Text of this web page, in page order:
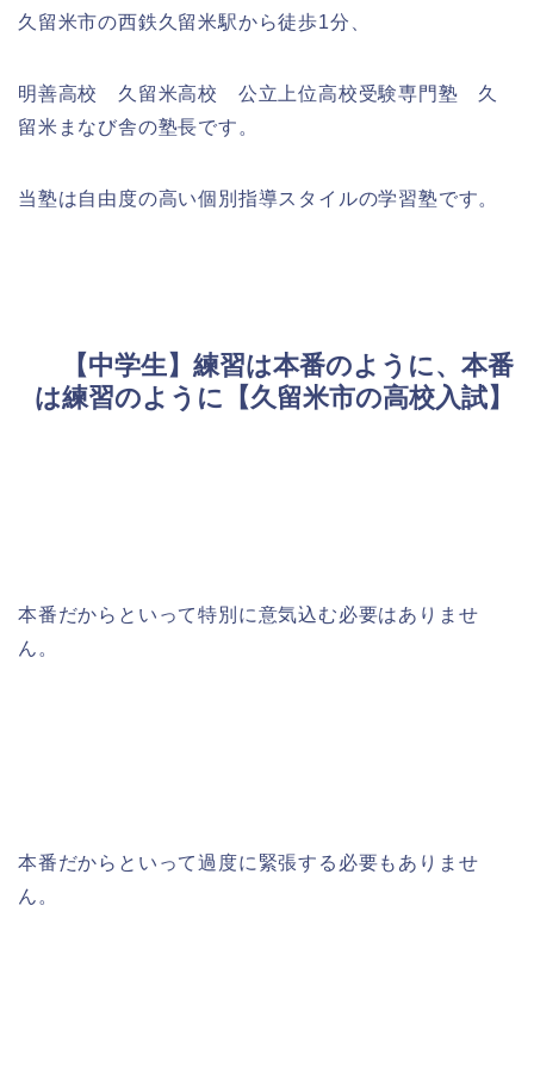
久留米市の西鉄久留米駅から徒歩1分、
明善高校 久留米高校 公立上位高校受験専門塾 久
留米まなび舎の塾長です。
当塾は自由度の高い個別指導スタイルの学習塾です。
【中学生】練習は本番のように、本番
は練習のように【久留米市の高校入試】
本番だからといって特別に意気込む必要はありませ
ん。
本番だからといって過度に緊張する必要もありませ
ん。